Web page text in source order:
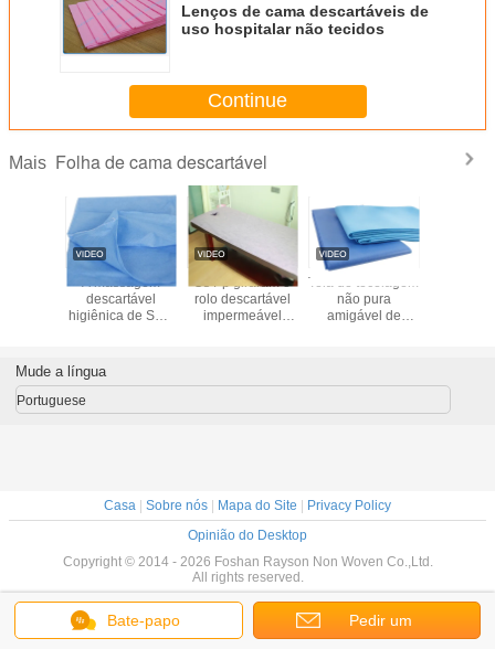
Lenços de cama descartáveis de
uso hospitalar não tecidos
Continue
Mais Folha de cama descartável
A massagem
descartável
higiênica de Sms
Os Pp giraram o
rolo descartável
impermeável
Tela de tecelagem
não pura
amigável de
Bate-papo Pedir um
Mude a língua
Portuguese
Casa | Sobre nós | Mapa do Site | Privacy Policy
Opinião do Desktop
Copyright © 2014 - 2026 Foshan Rayson Non Woven Co.,Ltd.
All rights reserved.